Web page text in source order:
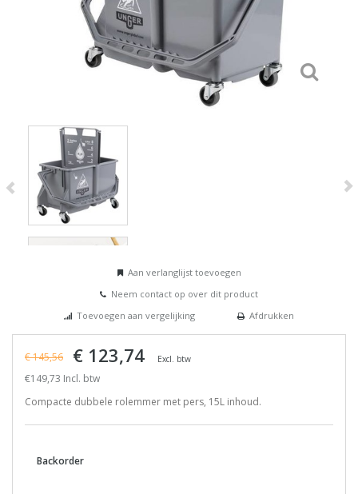
Aan verlanglijst toevoegen
Neem contact op over dit product
Toevoegen aan vergelijking
Afdrukken
€ 145,56 € 123,74 Excl. btw
€149,73 Incl. btw
Compacte dubbele rolemmer met pers, 15L inhoud.
Backorder